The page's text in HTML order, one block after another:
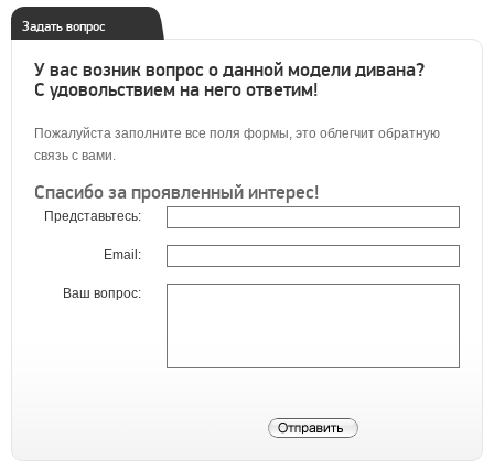
Задать вопрос
У вас возник вопрос о данной модели дивана?
С удовольствием на него ответим!
Пожалуйста заполните все поля формы, это облегчит обратную
связь с вами.
Спасибо за проявленный интерес!
Представьтесь:
Email:
Ваш вопрос: